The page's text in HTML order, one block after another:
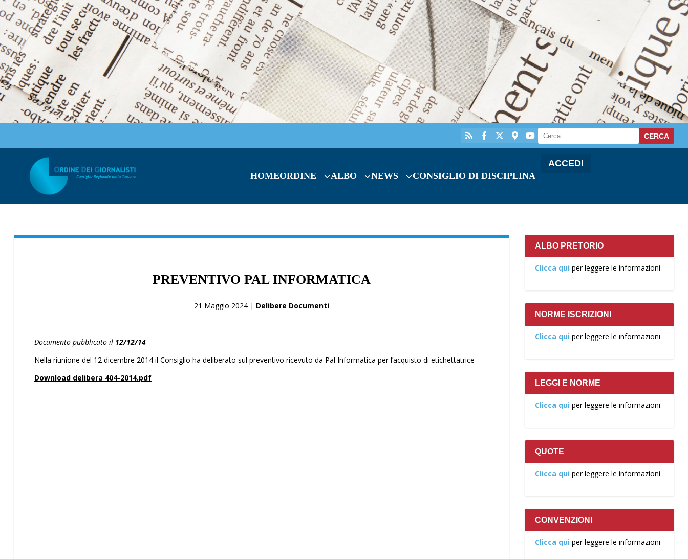
HOMEORDINE ALBO NEWS CONSIGLIO DI DISCIPLINA
ACCEDI
PREVENTIVO PAL INFORMATICA
21 Maggio 2024 | Delibere Documenti
Documento pubblicato il 12/12/14
Nella riunione del 12 dicembre 2014 il Consiglio ha deliberato sul preventivo ricevuto da Pal Informatica per l’acquisto di etichettatrice
Download delibera 404-2014.pdf
ALBO PRETORIO
Clicca qui per leggere le informazioni
NORME ISCRIZIONI
Clicca qui per leggere le informazioni
LEGGI E NORME
Clicca qui per leggere le informazioni
QUOTE
Clicca qui per leggere le informazioni
CONVENZIONI
Clicca qui per leggere le informazioni